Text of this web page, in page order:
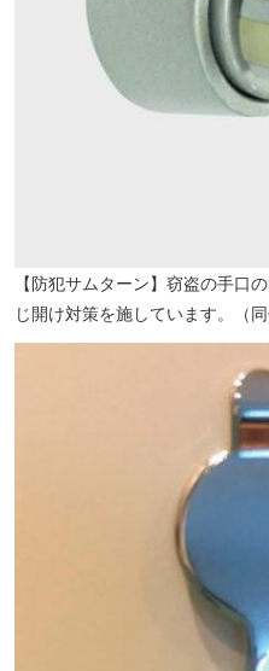
【防犯サムターン】窃盗の手口
じ開け対策を施しています。（同